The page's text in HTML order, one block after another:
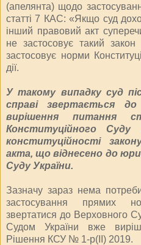
(апелянта) щодо
статті 7 КАС: «Якщо суд
інший правовий акт
не застосовує такий
застосовує норми
дії.
У такому випадку суд
справі звертається
вирішення питання
Конституційного
конституційності
акта, що віднесено до
Суду України.
Зазначу зараз нема
застосування прямих
звертатися до Верховного
Судом України вже
Рішення КСУ № 1-р(ІІ) 2019.